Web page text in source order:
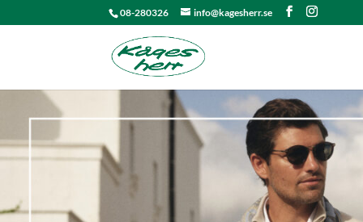
08-280326 info@kagesherr.se